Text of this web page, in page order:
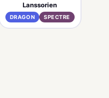
Lanssorien
DRAGON SPECTRE